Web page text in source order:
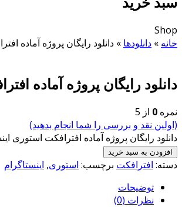
Shop
خانه » دانلودها » دانلود رایگان پروژه آماده
دانلود رایگان پروژه آماده
نمره 0 از 5
(اولین نقد و بررسی را شما انجام بدهید)
دانلود رایگان پروژه آماده افترافکت استوری
افزودن به سبد خرید
دسته: افترافکت برچسب: استوری, اینستاگرام
توضیحات
نظرات (0)